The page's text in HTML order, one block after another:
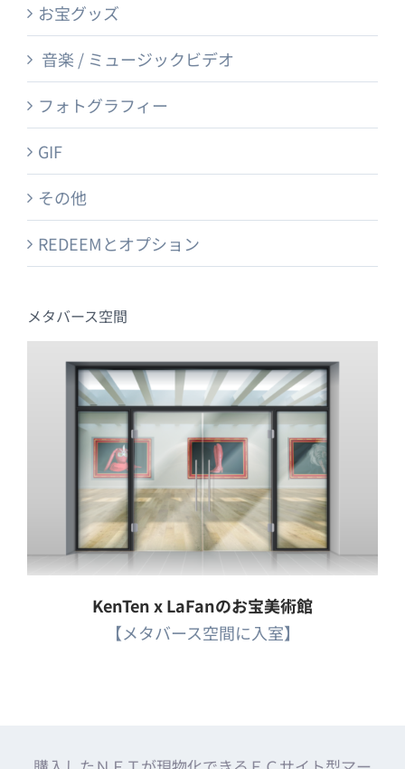
お宝グッズ
音楽 / ミュージックビデオ
フォトグラフィー
GIF
その他
REDEEMとオプション
メタバース空間
KenTen x LaFanのお宝美術館
【メタバース空間に入室】